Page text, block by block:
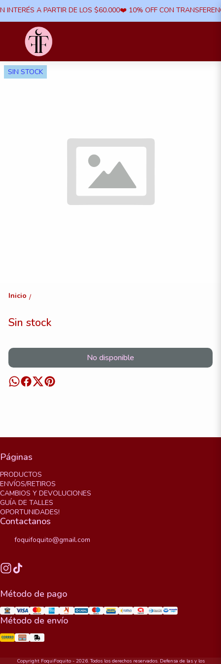
A PARTIR DE LOS $60.000​❤️ 10% OFF CON
SIN STOCK
Inicio /
Sin stock
No disponible
Páginas
PRODUCTOS
ENVÍOS/RETIROS
CAMBIOS Y DEVOLUCIONES
GUÍA DE TALLES
OPORTUNIDADES!
Contactanos
foquifoquito@gmail.com
Método de pago
Método de envío
Copyright FoquiFoquito - 2026. Todos los derechos reservados. Defensa de las y los